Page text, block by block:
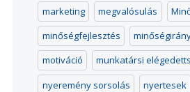
marketing
megvalósulás
minőségfejlesztés
motiváció
munkatársi
nyeremény sorsolás
nyertesek